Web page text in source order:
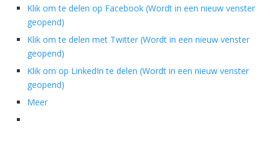
Klik om te delen op Facebook (Wordt in een nieuw venster
geopend)
Klik om te delen met Twitter (Wordt in een nieuw venster
geopend)
Klik om op LinkedIn te delen (Wordt in een nieuw venster
geopend)
Meer